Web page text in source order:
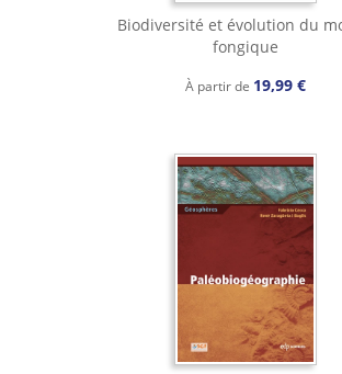
Biodiversité et évolution du
fongique
À partir de 19,99 €